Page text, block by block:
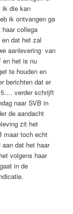
ik die kan
ik ontvangen ga
collega
dat het zal
aanlevering van
en het is nu
te houden en
berichten dat er
verder schrijft
naar SVB in
de aandacht
zit het
maar toch echt
dat het haar
volgens haar
in de